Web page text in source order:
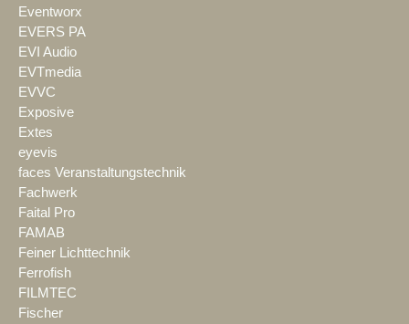
Eventworx
EVERS PA
EVI Audio
EVTmedia
EVVC
Exposive
Extes
eyevis
faces Veranstaltungstechnik
Fachwerk
Faital Pro
FAMAB
Feiner Lichttechnik
Ferrofish
FILMTEC
Fischer